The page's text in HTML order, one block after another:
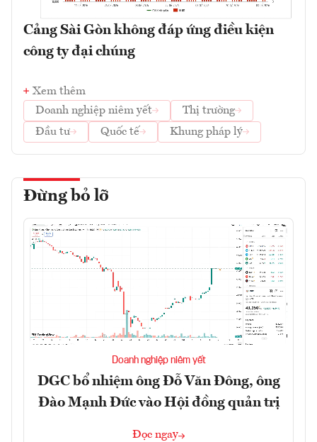
Cảng Sài Gòn không đáp ứng điều kiện
công ty đại chúng
Xem thêm
Doanh nghiệp niêm yết
Thị trường
Đầu tư
Quốc tế Khung pháp lý
Đừng bỏ lỡ
Doanh nghiệp niêm yết
DGC bổ nhiệm ông Đỗ Văn Đông, ông
Đào Mạnh Đức vào Hội đồng quản trị
Đọc ngay